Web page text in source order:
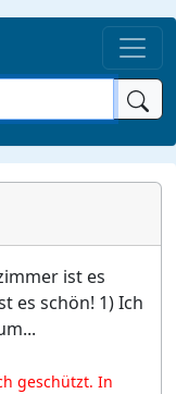
ist es
es schön! 1) Ich
geschützt. In